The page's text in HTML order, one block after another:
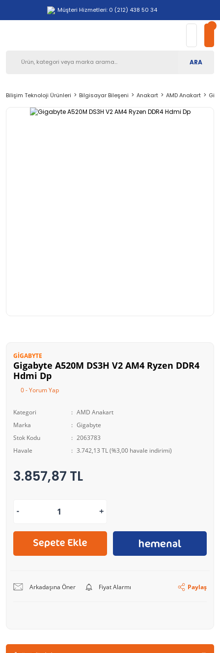
Müşteri Hizmetleri: 0 (212) 438 50 34
ARA
Bilişim Teknoloji Ürünleri Bilgisayar Bileşeni Anakart AMD Anakart
GIGABYTE
Gigabyte A520M DS3H V2 AM4 Ryzen DDR4
Hdmi Dp
0 - Yorum Yap
Kategori
AMD Anakart
Marka
Gigabyte
Stok Kodu
2063783
Havale
3.742,13 TL (%3,00 havale indirimi)
3.857,87 TL
Arkadaşına Öner Fiyat Alarmı Paylaş